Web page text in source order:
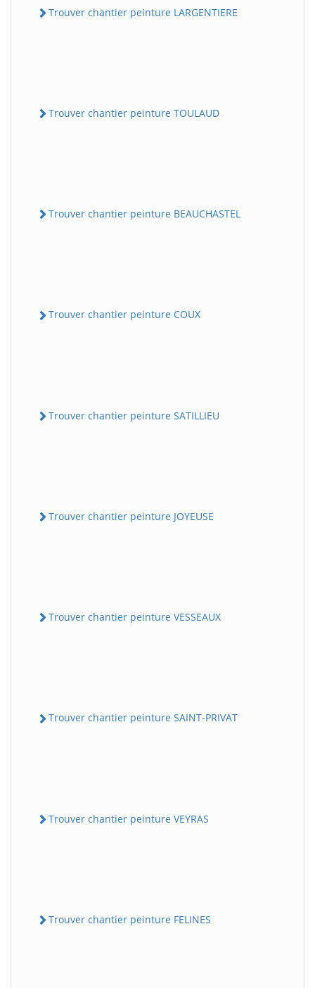
Trouver chantier peinture LARGENTIERE
Trouver chantier peinture TOULAUD
Trouver chantier peinture BEAUCHASTEL
Trouver chantier peinture COUX
Trouver chantier peinture SATILLIEU
Trouver chantier peinture JOYEUSE
Trouver chantier peinture VESSEAUX
Trouver chantier peinture SAINT-PRIVAT
Trouver chantier peinture VEYRAS
Trouver chantier peinture FELINES